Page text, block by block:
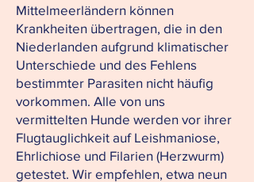
Mittelmeerländern können
Krankheiten übertragen, die in den
Niederlanden aufgrund klimatischer
Unterschiede und des Fehlens
bestimmter Parasiten nicht häufig
vorkommen. Alle von uns
vermittelten Hunde werden vor ihrer
Flugtauglichkeit auf Leishmaniose,
Ehrlichiose und Filarien (Herzwurm)
getestet. Wir empfehlen, etwa neun